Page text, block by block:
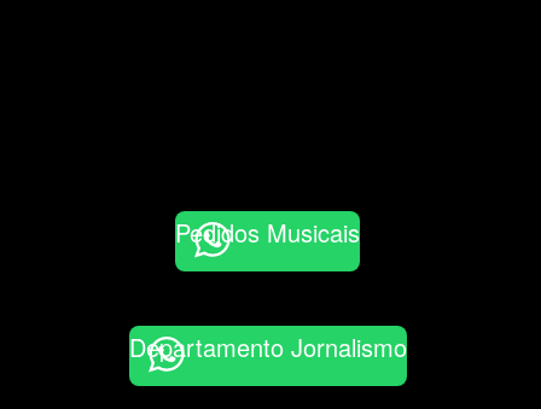
Pedidos Musicais
Departamento Jornalismo